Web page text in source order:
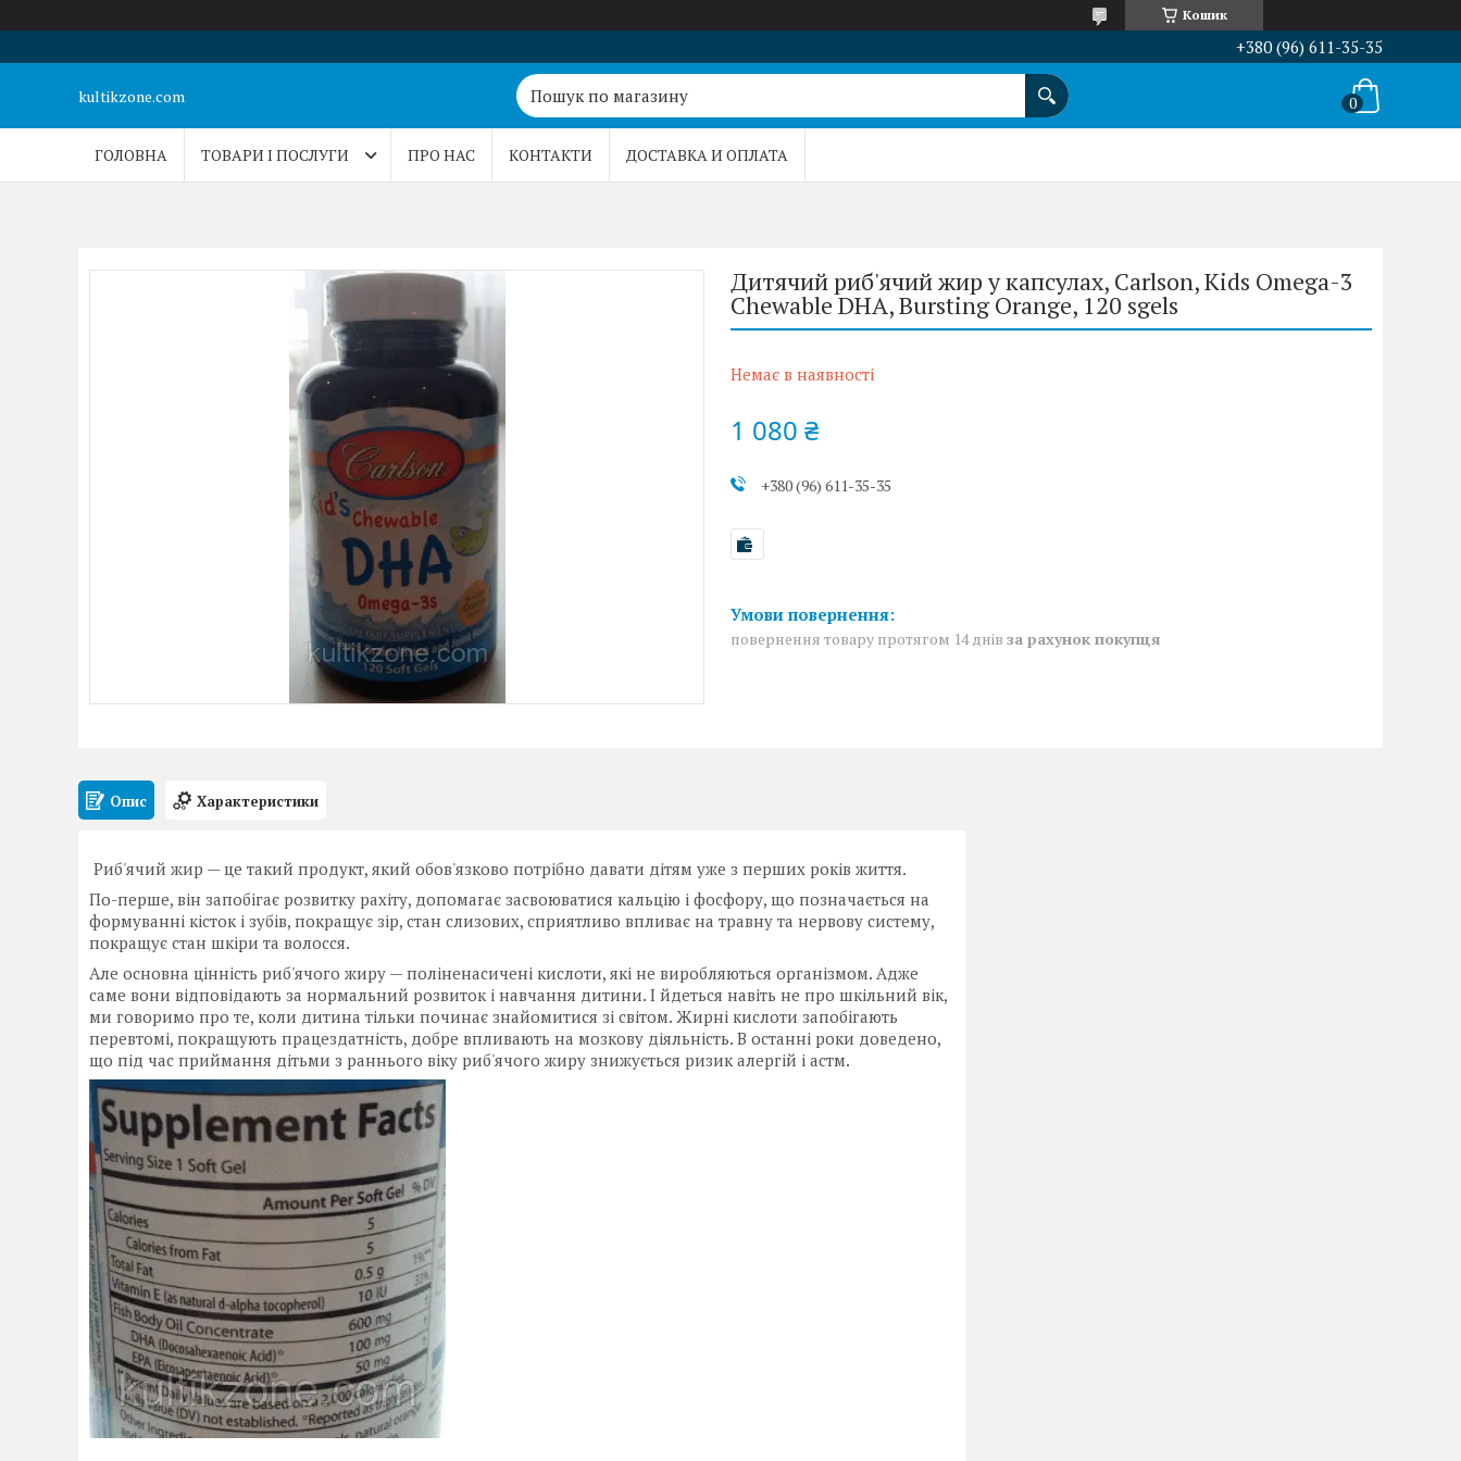
Кошик
+380 (96) 611-35-35
kultikzone.com
ГОЛОВНА ТОВАРИ І ПОСЛУГИ ПРО НАС КОНТАКТИ ДОСТАВКА И ОПЛАТА
Дитячий риб'ячий жир у капсулах, Carlson, Kids Omega-3
Chewable DHA, Bursting Orange, 120 sgels
Немає в наявності
1 080 ₴
+380 (96) 611-35-35
повернення товару протягом 14 днів за рахунок покупця
Опис Характеристики
Риб'ячий жир — це такий продукт, який обов'язково потрібно давати дітям уже з перших років життя.
По-перше, він запобігає розвитку рахіту, допомагає засвоюватися кальцію і фосфору, що позначається на
формуванні кісток і зубів, покращує зір, стан слизових, сприятливо впливає на травну та нервову систему,
покращує стан шкіри та волосся.
Але основна цінність риб'ячого жиру — поліненасичені кислоти, які не виробляються організмом. Адже
саме вони відповідають за нормальний розвиток і навчання дитини. І йдеться навіть не про шкільний вік,
ми говоримо про те, коли дитина тільки починає знайомитися зі світом. Жирні кислоти запобігають
перевтомі, покращують працездатність, добре впливають на мозкову діяльність. В останні роки доведено,
що під час приймання дітьми з раннього віку риб'ячого жиру знижується ризик алергій і астм.